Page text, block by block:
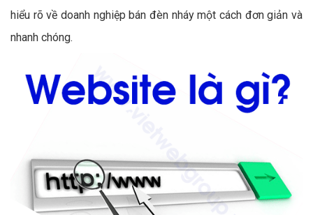
hiểu rõ về doanh nghiệp bán đèn nháy một cách đơn giản và
nhanh chóng.